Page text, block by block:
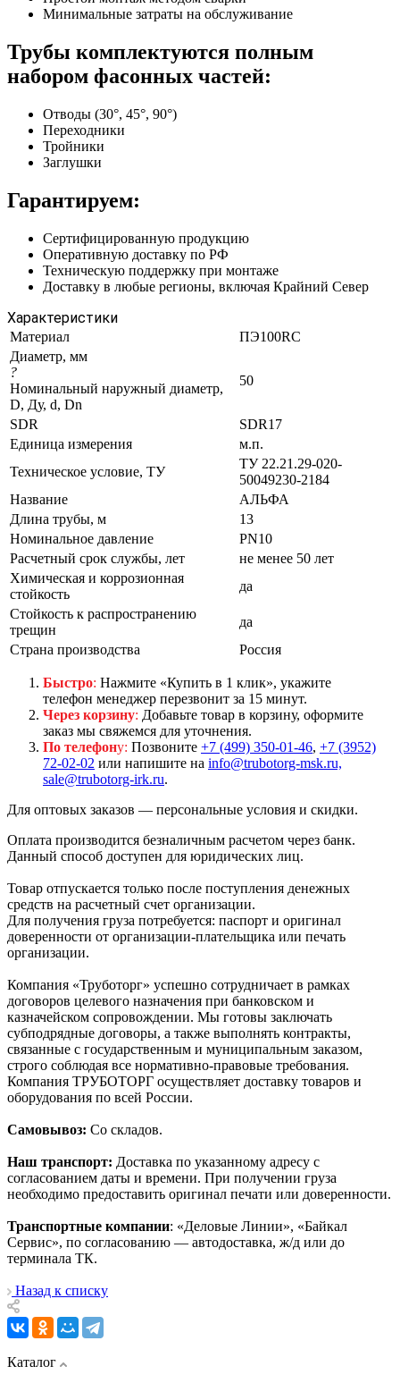
Минимальные затраты на обслуживание
Трубы комплектуются полным
набором фасонных частей:
Отводы (30°, 45°, 90°)
Переходники
Тройники
Заглушки
Гарантируем:
Сертифицированную продукцию
Оперативную доставку по РФ
Техническую поддержку при монтаже
Доставку в любые регионы, включая Крайний Север
Характеристики
Материал
ПЭ100RC
Диаметр, мм
?
Номинальный наружный диаметр,
D, Ду, d, Dn
50
SDR
SDR17
Единица измерения
м.п.
Техническое условие, ТУ
ТУ 22.21.29-020-
50049230-2184
Название
АЛЬФА
Длина трубы, м
13
Номинальное давление
PN10
Расчетный срок службы, лет
не менее 50 лет
Химическая и коррозионная
стойкость
да
Стойкость к распространению
трещин
да
Страна производства
Россия
Быстро: Нажмите «Купить в 1 клик», укажите
телефон менеджер перезвонит за 15 минут.
Через корзину: Добавьте товар в корзину, оформите
заказ мы свяжемся для уточнения.
По телефону: Позвоните +7 (499) 350-01-46, +7 (3952)
72-02-02 или напишите на info@trubotorg-msk.ru,
sale@trubotorg-irk.ru.
Для оптовых заказов — персональные условия и скидки.
Оплата производится безналичным расчетом через банк.
Данный способ доступен для юридических лиц.
Товар отпускается только после поступления денежных
средств на расчетный счет организации.
Для получения груза потребуется: паспорт и оригинал
доверенности от организации-плательщика или печать
организации.
Компания «Труботорг» успешно сотрудничает в рамках
договоров целевого назначения при банковском и
казначейском сопровождении. Мы готовы заключать
субподрядные договоры, а также выполнять контракты,
связанные с государственным и муниципальным заказом,
строго соблюдая все нормативно-правовые требования.
Компания ТРУБОТОРГ осуществляет доставку товаров и
оборудования по всей России.
Самовывоз: Со складов.
Наш транспорт: Доставка по указанному адресу с
согласованием даты и времени. При получении груза
необходимо предоставить оригинал печати или доверенности.
Транспортные компании: «Деловые Линии», «Байкал
Сервис», по согласованию — автодоставка, ж/д или до
терминала ТК.
Назад к списку
Каталог